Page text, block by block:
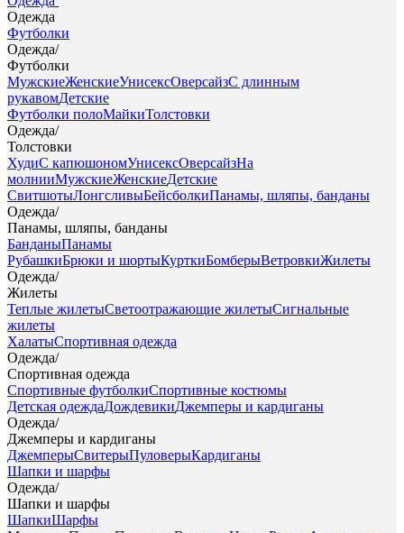
Одежда
Футболки
Одежда/
Футболки
МужскиеЖенскиеУнисексОверсайзС длинным
рукавомДетские
Футболки полоМайкиТолстовки
Одежда/
Толстовки
ХудиС капюшономУнисексОверсайзНа
молнииМужскиеЖенскиеДетские
СвитшотыЛонгсливыБейсболкиПанамы, шляпы, банданы
Одежда/
Панамы, шляпы, банданы
БанданыПанамы
РубашкиБрюки и шортыКурткиБомберыВетровкиЖилеты
Одежда/
Жилеты
Теплые жилетыСветоотражающие жилетыСигнальные
жилеты
ХалатыСпортивная одежда
Одежда/
Спортивная одежда
Спортивные футболкиСпортивные костюмы
Детская одеждаДождевикиДжемперы и кардиганы
Одежда/
Джемперы и кардиганы
ДжемперыСвитерыПуловерыКардиганы
Шапки и шарфы
Одежда/
Шапки и шарфы
ШапкиШарфы